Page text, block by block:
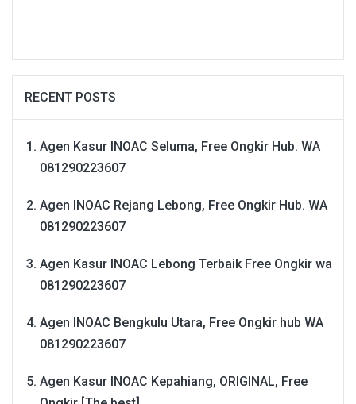
RECENT POSTS
Agen Kasur INOAC Seluma, Free Ongkir Hub. WA
081290223607
Agen INOAC Rejang Lebong, Free Ongkir Hub. WA
081290223607
Agen Kasur INOAC Lebong Terbaik Free Ongkir wa
081290223607
Agen INOAC Bengkulu Utara, Free Ongkir hub WA
081290223607
Agen Kasur INOAC Kepahiang, ORIGINAL, Free